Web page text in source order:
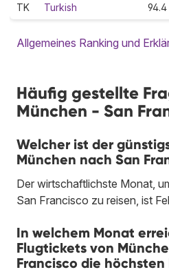
TK Turkish 94.4
Allgemeines Ranking und
Häufig gestellte
München - San
Welcher ist der
München nach San
Der wirtschaftlichste Monat,
San Francisco zu reisen, ist
In welchem Monat
Flugtickets von
Francisco die höchsten